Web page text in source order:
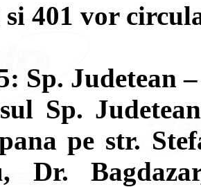
si 401 vor
Sp. Judetean
Sp.
pe str.
Dr.